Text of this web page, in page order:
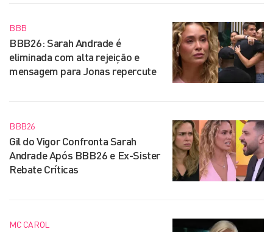
BBB
BBB26: Sarah Andrade é
eliminada com alta rejeição e
mensagem para Jonas repercute
BBB26
Gil do Vigor Confronta Sarah
Andrade Após BBB26 e Ex-Sister
Rebate Críticas
MC CAROL